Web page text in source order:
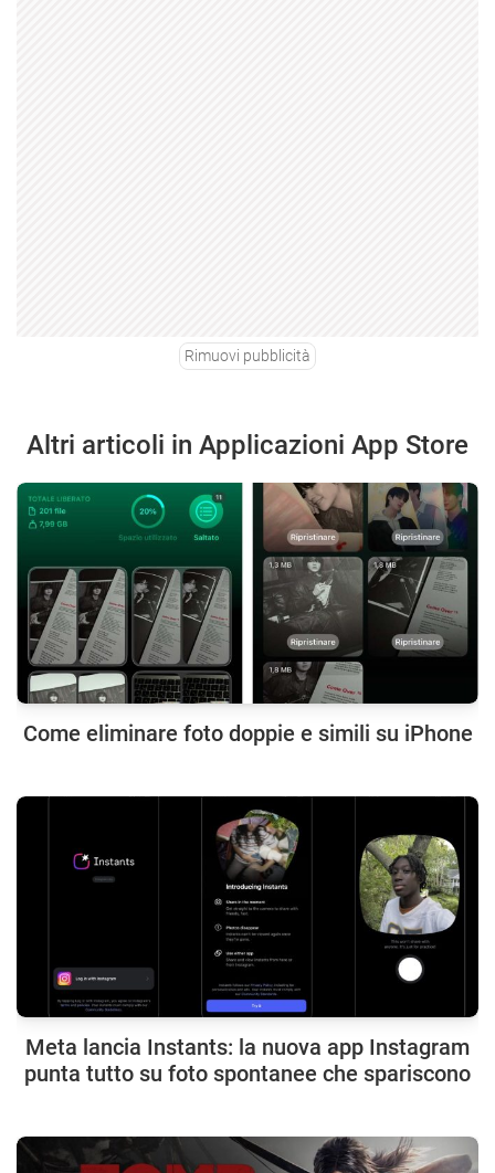
Rimuovi pubblicità
Altri articoli in Applicazioni App Store
Come eliminare foto doppie e simili su iPhone
Meta lancia Instants: la nuova app Instagram
punta tutto su foto spontanee che spariscono